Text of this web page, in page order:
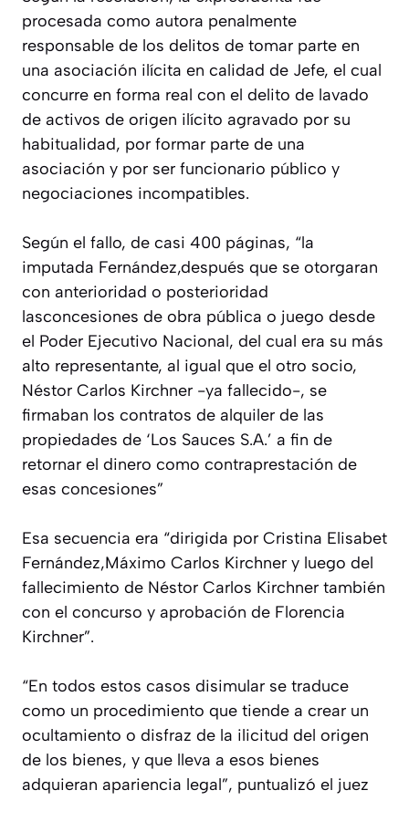
procesada como autora penalmente
responsable de los delitos de tomar parte en
una asociación ilícita en calidad de Jefe, el cual
concurre en forma real con el delito de lavado
de activos de origen ilícito agravado por su
habitualidad, por formar parte de una
asociación y por ser funcionario público y
negociaciones incompatibles.
Según el fallo, de casi 400 páginas, “la
imputada Fernández,después que se otorgaran
con anterioridad o posterioridad
lasconcesiones de obra pública o juego desde
el Poder Ejecutivo Nacional, del cual era su más
alto representante, al igual que el otro socio,
Néstor Carlos Kirchner -ya fallecido-, se
firmaban los contratos de alquiler de las
propiedades de ‘Los Sauces S.A.’ a fin de
retornar el dinero como contraprestación de
esas concesiones”
Esa secuencia era “dirigida por Cristina Elisabet
Fernández,Máximo Carlos Kirchner y luego del
fallecimiento de Néstor Carlos Kirchner también
con el concurso y aprobación de Florencia
Kirchner”.
“En todos estos casos disimular se traduce
como un procedimiento que tiende a crear un
ocultamiento o disfraz de la ilicitud del origen
de los bienes, y que lleva a esos bienes
adquieran apariencia legal”, puntualizó el juez